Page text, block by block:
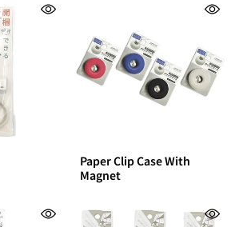
Paper Clip Case With
Magnet